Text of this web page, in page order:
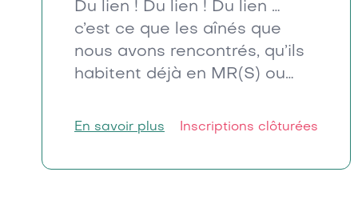
Du lien ! Du lien ! Du lien …
c’est ce que les aînés que
nous avons rencontrés, qu’ils
habitent déjà en MR(S) ou
aussi ce qu’ils redoutent le
En savoir plus Inscriptions clôturées